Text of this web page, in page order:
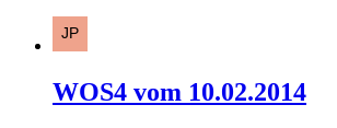
WOS4 vom 10.02.2014